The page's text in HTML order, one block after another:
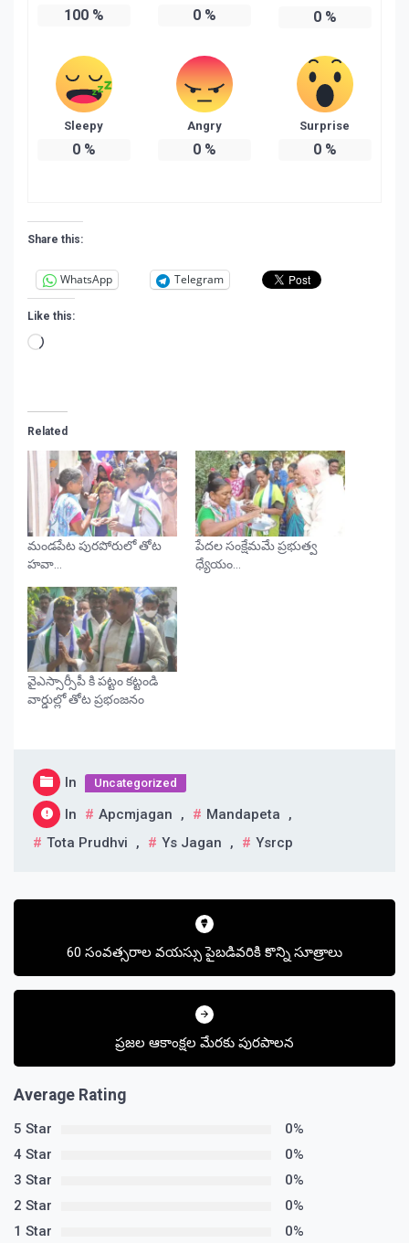
100% 0% 0%
Sleepy
0%
Angry
0%
Surprise
0%
Share this:
WhatsApp Telegram
Like this:
Loading…
Related
మండపేట పురపోరులో తోట
హవా…
పేదల సంక్షేమమే ప్రభుత్వ
ధ్యేయం…
వైఎస్సార్సీపీ కి పట్టం కట్టండి
వార్డుల్లో తోట ప్రభంజనం
In Uncategorized
In Apcmjagan , Mandapeta
,
Tota Prudhvi
, Ys Jagan , Ysrcp
Post
60 సంవత్సరాల వయస్సు పైబడివరికి కొన్ని సూత్రాలు
ప్రజల ఆకాంక్షల మేరకు పురపాలన
Average Rating
5 Star
0%
4 Star
0%
3 Star
0%
2 Star
0%
1 Star
0%